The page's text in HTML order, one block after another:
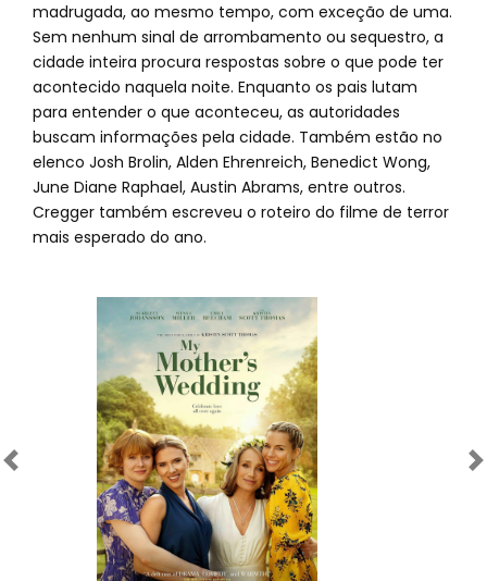
madrugada, ao mesmo tempo, com exceção de uma.
Sem nenhum sinal de arrombamento ou sequestro, a
cidade inteira procura respostas sobre o que pode ter
acontecido naquela noite. Enquanto os pais lutam
para entender o que aconteceu, as autoridades
buscam informações pela cidade. Também estão no
elenco Josh Brolin, Alden Ehrenreich, Benedict Wong,
June Diane Raphael, Austin Abrams, entre outros.
Cregger também escreveu o roteiro do filme de terror
mais esperado do ano.
Anterior Próximo